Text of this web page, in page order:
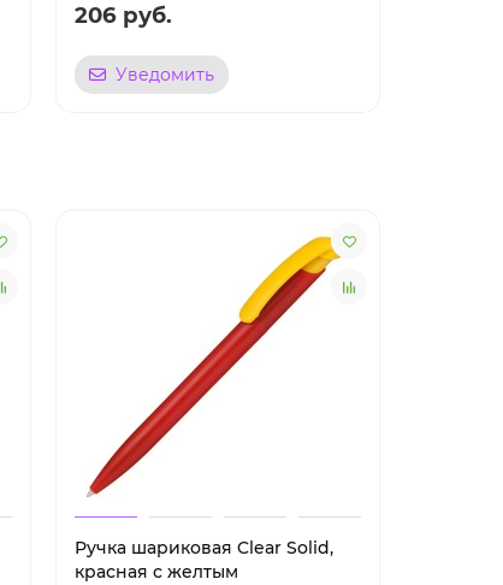
206 руб.
Уведомить
Ручка шариковая Clear Solid,
красная с желтым